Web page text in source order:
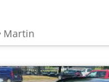
Martin